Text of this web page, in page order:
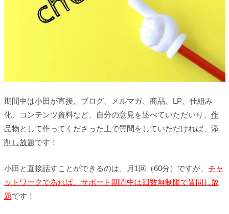
期間中は小田が直接、ブログ、メルマガ、商品、LP、仕組み
化、コンテンツ資料など、自分の意見を述べていただいり、 作
品物として作ってくださった上で質問をしていただければ、添
削し放題です！
小田と直接話すことができるのは、月1回（60分）ですが、 チャ
ットワークであれば、サポート期間中は回数無制限で質問し放
題です！